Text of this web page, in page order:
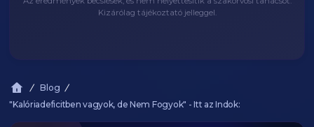
Kizárólag tájékoztató jelleggel.
Blog
"Kalóriadeficitben vagyok, de Nem Fogyok" - Itt az Indok: